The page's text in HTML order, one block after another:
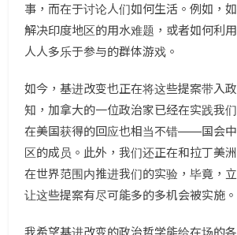
事，而在于讨论人们如何生活。例如，
解决印度地区的用水难题，或者如何利
人人多乐于参与的群体游戏。
如今，基进改变也正在将这些提案带入
知，加拿大的一位政治家已经在实践我
在美国获得的回应也相当不错——国会
区的成员。此外，我们还正在和拉丁美
在世界范围内推进我们的实验，毕竟，
让这些提案有尽可能多的多机会被实施。